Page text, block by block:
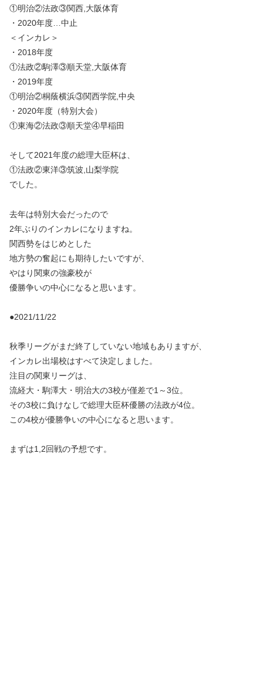
①明治②法政③関西,大阪体育
・2020年度…中止
＜インカレ＞
・2018年度
①法政②駒澤③順天堂,大阪体育
・2019年度
①明治②桐蔭横浜③関西学院,中央
・2020年度（特別大会）
①東海②法政③順天堂④早稲田
そして2021年度の総理大臣杯は、
①法政②東洋③筑波,山梨学院
でした。
去年は特別大会だったので
2年ぶりのインカレになりますね。
関西勢をはじめとした
地方勢の奮起にも期待したいですが、
やはり関東の強豪校が
優勝争いの中心になると思います。
●2021/11/22
秋季リーグがまだ終了していない地域もありますが、
インカレ出場校はすべて決定しました。
注目の関東リーグは、
流経大・駒澤大・明治大の3校が僅差で1～3位。
その3校に負けなしで総理大臣杯優勝の法政が4位。
この4校が優勝争いの中心になると思います。
まずは1,2回戦の予想です。